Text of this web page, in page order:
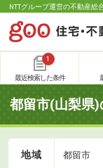
NTTグループ運営の不動産総
1
最近検索した条件
都留市(山梨県
地域 都留市